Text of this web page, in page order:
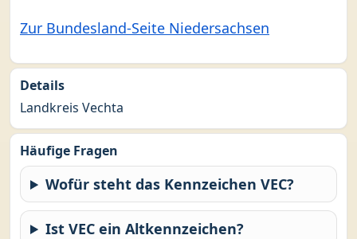
Zur Bundesland-Seite Niedersachsen
Details
Landkreis Vechta
Häufige Fragen
Wofür steht das Kennzeichen VEC?
Ist VEC ein Altkennzeichen?